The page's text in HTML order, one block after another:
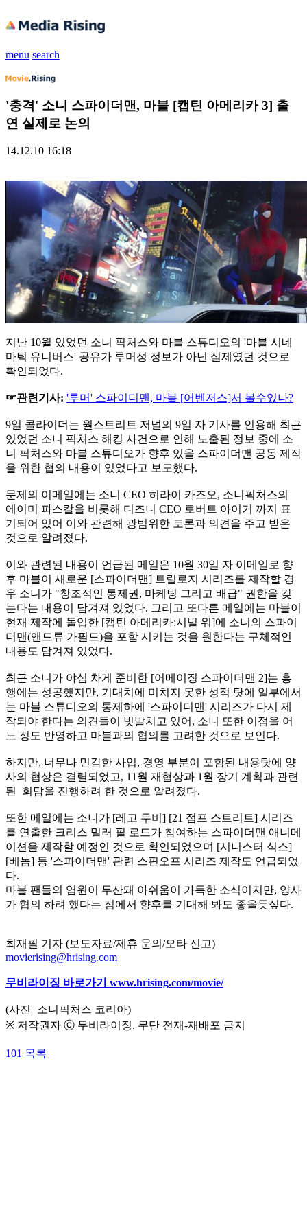
menu search
'충격' 소니 스파이더맨, 마블 [캡틴 아메리카 3] 출
연 실제로 논의
14.12.10 16:18
지난 10월 있었던 소니 픽처스와 마블 스튜디오의 '마블 시네
마틱 유니버스' 공유가 루머성 정보가 아닌 실제였던 것으로
확인되었다.
☞관련기사: '루머' 스파이더맨, 마블 [어벤저스]서 볼수있나?
9일 콜라이더는 월스트리트 저널의 9일 자 기사를 인용해 최근
있었던 소니 픽처스 해킹 사건으로 인해 노출된 정보 중에 소
니 픽처스와 마블 스튜디오가 향후 있을 스파이더맨 공동 제작
을 위한 협의 내용이 있었다고 보도했다.
문제의 이메일에는 소니 CEO 히라이 카즈오, 소니픽처스의
에이미 파스칼을 비롯해 디즈니 CEO 로버트 아이거 까지 표
기되어 있어 이와 관련해 광범위한 토론과 의견을 주고 받은
것으로 알려졌다.
이와 관련된 내용이 언급된 메일은 10월 30일 자 이메일로 향
후 마블이 새로운 [스파이더맨] 트릴로지 시리즈를 제작할 경
우 소니가 "창조적인 통제권, 마케팅 그리고 배급" 권한을 갖
는다는 내용이 담겨져 있었다. 그리고 또다른 메일에는 마블이
현재 제작에 돌입한 [캡틴 아메리카:시빌 워]에 소니의 스파이
더맨(앤드류 가필드)을 포함 시키는 것을 원한다는 구체적인
내용도 담겨져 있었다.
최근 소니가 야심 차게 준비한 [어메이징 스파이더맨 2]는 흥
행에는 성공했지만, 기대치에 미치지 못한 성적 탓에 일부에서
는 마블 스튜디오의 통제하에 '스파이더맨' 시리즈가 다시 제
작되야 한다는 의견들이 빗발치고 있어, 소니 또한 이점을 어
느 정도 반영하고 마블과의 협의를 고려한 것으로 보인다.
하지만, 너무나 민감한 사업, 경영 부분이 포함된 내용탓에 양
사의 협상은 결렬되었고, 11월 재협상과 1월 장기 계획과 관련
된 회담을 진행하려 한 것으로 알려졌다.
또한 메일에는 소니가 [레고 무비] [21 점프 스트리트] 시리즈
를 연출한 크리스 밀러 필 로드가 참여하는 스파이더맨 애니메
이션을 제작할 예정인 것으로 확인되었으며 [시니스터 식스]
[베놈] 등 '스파이더맨' 관련 스핀오프 시리즈 제작도 언급되었
다.
마블 팬들의 염원이 무산돼 아쉬움이 가득한 소식이지만, 양사
가 협의 하려 했다는 점에서 향후를 기대해 봐도 좋을듯싶다.
최재필 기자 (보도자료/제휴 문의/오타 신고)
movierising@hrising.com
무비라이징 바로가기 www.hrising.com/movie/
(사진=소니픽처스 코리아)
※ 저작권자 ⓒ 무비라이징. 무단 전재-재배포 금지
101 목록